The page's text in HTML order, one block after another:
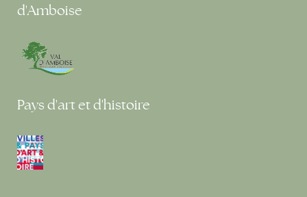
d'Amboise
Pays d'art et d'histoire